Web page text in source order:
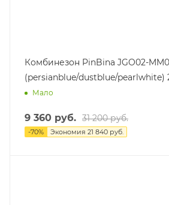
Комбинезон PinBina JGO02-
(persianblue/dustblue/pearlwhite)
Мало
9 360 руб. 31 200руб.
-70% Экономия 21 840 руб.